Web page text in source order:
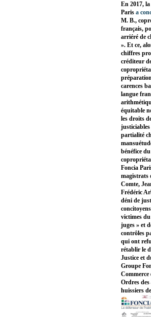
En 2017,
Paris a
M. B.,
français,
arriéré de
». Et ce,
chiffres
créditeur
carences
langue
équitable
les droits
partialité
bénéfice
Foncia
magistrats
Comte,
Frédéric
déni de
victimes
juges » et
contrôles
qui ont
rétablir le
Justice et
Groupe
Commerce
Ordres des
huissiers